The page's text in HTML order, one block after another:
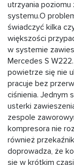
utrzyania poziomu
systemu.O
świadczyć kilka
większości
w systemie
Mercedes S
powietrze się nie
pracuje bez
ciśnienia. Jednym
usterki
zespole
kompresora nie
również
doprowadza, że
się w krótkim